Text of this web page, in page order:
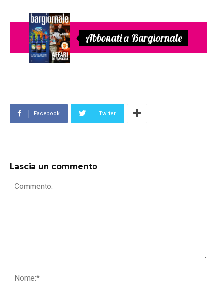
Abbonati a Bargiornale
Facebook Twitter
Lascia un commento